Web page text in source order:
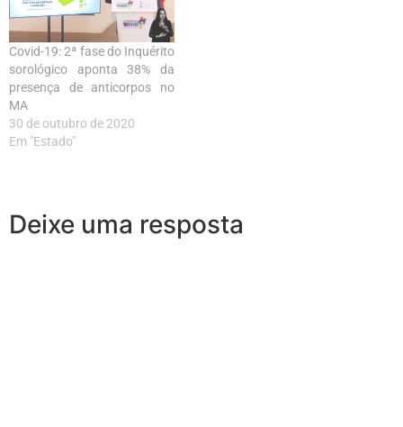
Covid-19: 2ª fase do Inquérito
sorológico aponta 38% da
presença de anticorpos no
MA
30 de outubro de 2020
Em "Estado"
Deixe uma resposta